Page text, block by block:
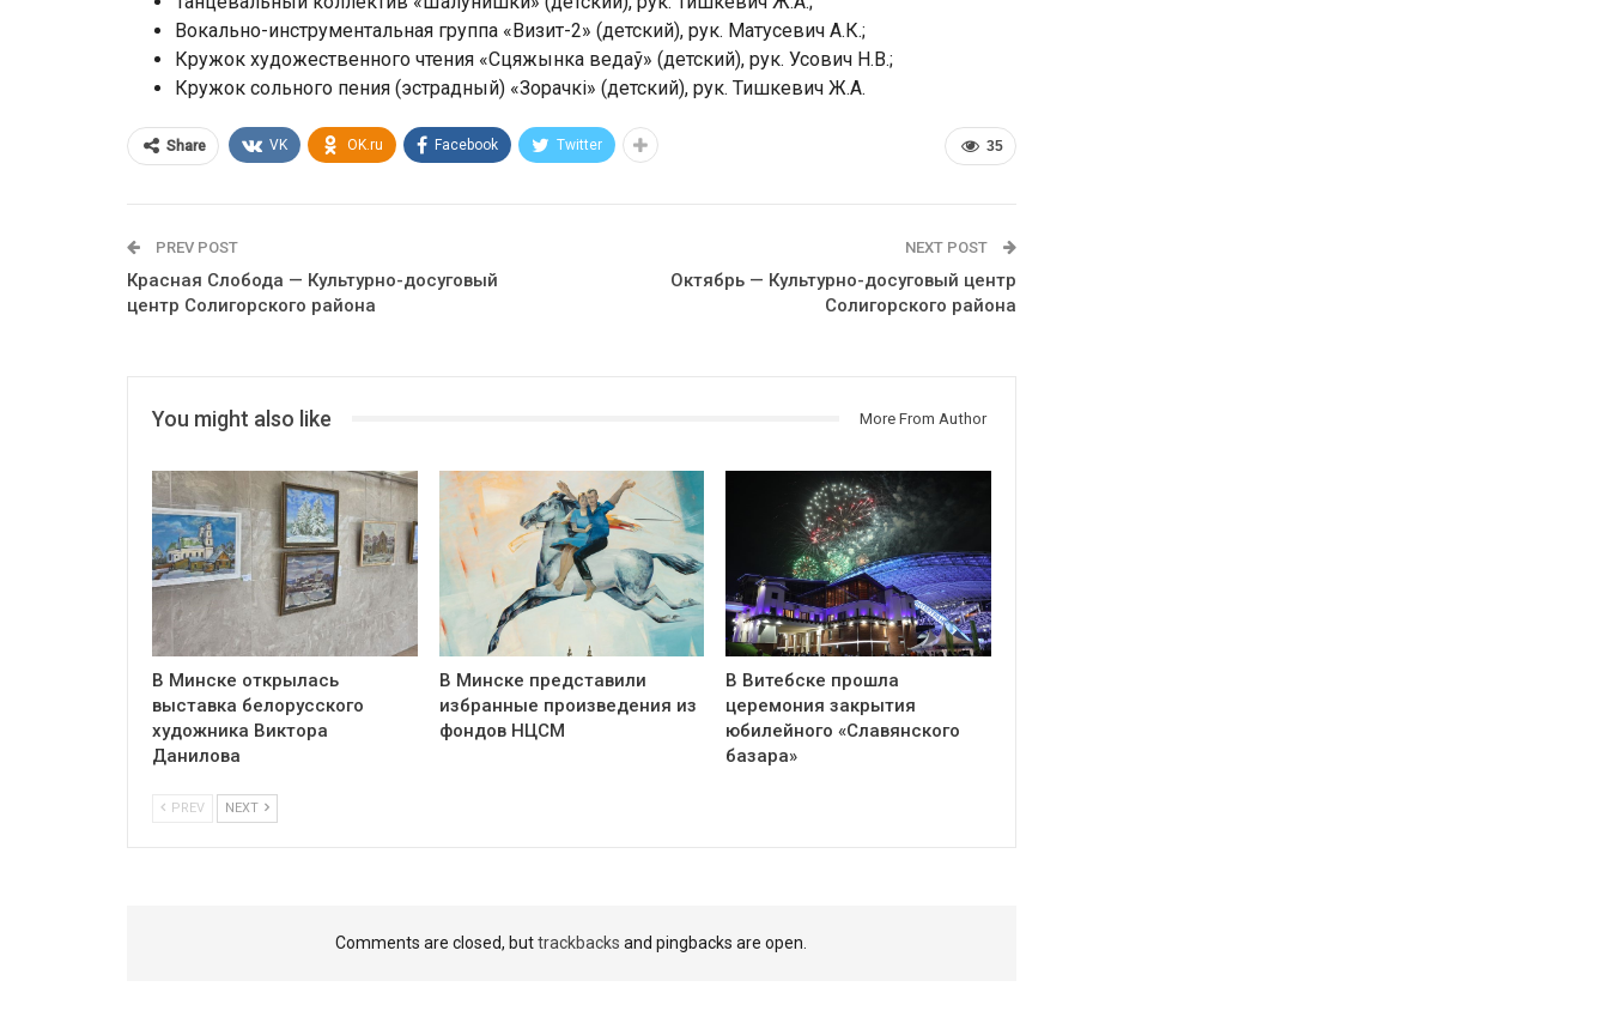
Вокально-инструментальная группа «Визит-2» (детский), рук. Матусевич А.К.;
Кружок художественного чтения «Сцяжынка ведаў» (детский), рук. Усович Н.В.;
Кружок сольного пения (эстрадный) «Зорачкі» (детский), рук. Тишкевич Ж.А.
35
Share VK OK.ru Facebook Twitter
PREV POST
Красная Слобода — Культурно-досуговый
центр Солигорского района
NEXT POST
Октябрь — Культурно-досуговый центр
Солигорского района
You might also like More From Author
В Минске открылась
выставка белорусского
художника Виктора
Данилова
В Минске представили
избранные произведения из
фондов НЦСМ
В Витебске прошла
церемония закрытия
юбилейного «Славянского
базара»
PREV NEXT
Comments are closed, buttrackbacks and pingbacks are open.